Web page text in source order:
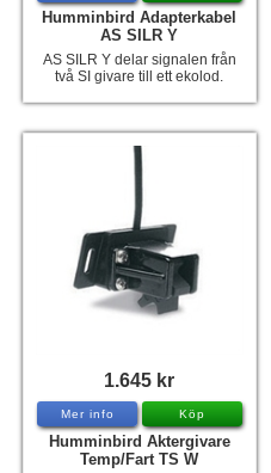
Humminbird Adapterkabel
AS SILR Y
AS SILR Y delar signalen från
två SI givare till ett ekolod.
1.645 kr
Mer info Köp
Humminbird Aktergivare
Temp/Fart TS W